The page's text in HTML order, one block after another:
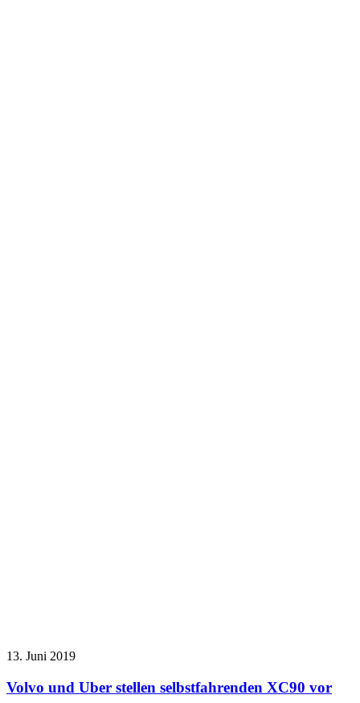
13. Juni 2019
Volvo und Uber stellen selbstfahrenden XC90 vor